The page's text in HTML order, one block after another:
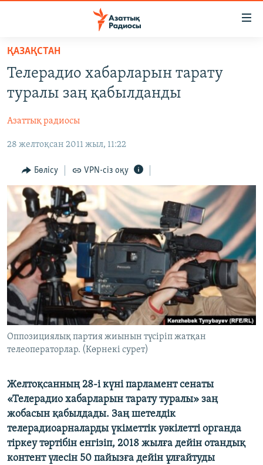
Skip
main
content
Skip
to
Navigation
Search
САЯСАТ
AZATTYQTV
ҚАҢТАР ОҚИҒАСЫ
АДАМ ҚҰҚЫҚТАРЫ
ӘЛЕУМЕТ
ӘЛЕМ
АРНАЙЫ ЖОБАЛАР
Русский
ЖАЗЫЛЫҢЫЗ
Басқа тілдерде
ҚАЗАҚСТАН
Телерадио хабарларын тарату
туралы заң қабылданды
Азаттық радиосы
28 желтоқсан 2011 жыл, 11:22
Бөлісу VPN-сіз оқу
Оппозициялық партия жиынын түсіріп жатқан
телеоператорлар. (Көрнекі сурет)
Желтоқсанның 28-і күні парламент сенаты
«Телерадио хабарларын тарату туралы» заң
жобасын қабылдады. Заң шетелдік
телерадиоарналарды үкіметтік уәкілетті органда
тіркеу тәртібін енгізіп, 2018 жылға дейін отандық
контент үлесін 50 пайызға дейін ұлғайтуды